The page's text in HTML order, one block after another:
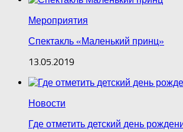
Мероприятия
Спектакль «Маленький принц»
13.05.2019
Новости
Где отметить детский день